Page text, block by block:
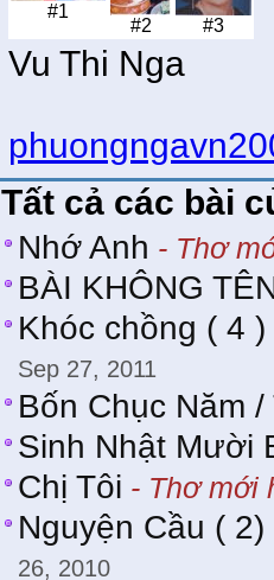
#1
#2 #3
Vu Thi Nga
Tất cả các bài
Nhớ Anh - Thơ
BÀI KHÔNG
Khóc chồng ( 4
Sep 27, 2011
Bốn Chục Năm
Sinh Nhật Mười
Chị Tôi - Thơ mới
Nguyện Cầu (
26, 2010